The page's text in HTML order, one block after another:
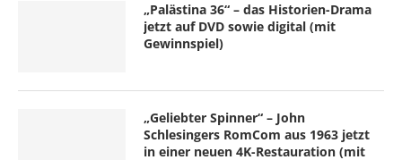
„Palästina 36“ – das Historien-Drama
jetzt auf DVD sowie digital (mit
Gewinnspiel)
„Geliebter Spinner“ – John
Schlesingers RomCom aus 1963 jetzt
in einer neuen 4K-Restauration (mit